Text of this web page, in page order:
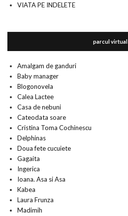
VIATA PE INDELETE
parcul virtual
Amalgam de ganduri
Baby manager
Blogonovela
Calea Lactee
Casa de nebuni
Cateodata soare
Cristina Toma Cochinescu
Delphinas
Doua fete cucuiete
Gagaita
Ingerica
Ioana. Asa si Asa
Kabea
Laura Frunza
Madimih